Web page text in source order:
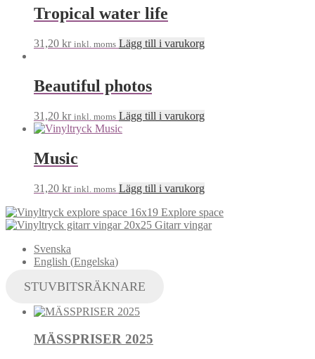
Tropical water life
31,20 kr inkl. moms Lägg till i varukorg
Beautiful photos
31,20 kr inkl. moms Lägg till i varukorg
Music
31,20 kr inkl. moms Lägg till i varukorg
Explore space
Gitarr vingar
Svenska
English (Engelska)
STUVBITSRÄKNARE
MÄSSPRISER 2025